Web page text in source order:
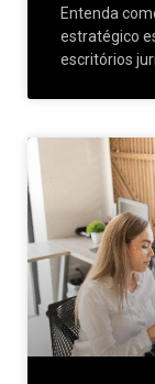
Entenda
estratégico
escritórios